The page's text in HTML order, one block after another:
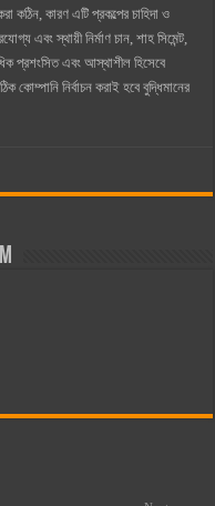
কঠিন, কারণ এটি প্রকল্পের চাহিদা ও
এবং স্থায়ী নির্মাণ চান, শাহ সিমেন্ট,
প্রশংসিত এবং আস্থাশীল হিসেবে
কোম্পানি নির্বাচন করাই হবে বুদ্ধিমানের